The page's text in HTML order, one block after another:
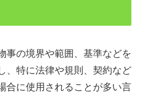
事の境界や範囲、基準などを
、特に法律や規則、契約など
合に使用されることが多い言